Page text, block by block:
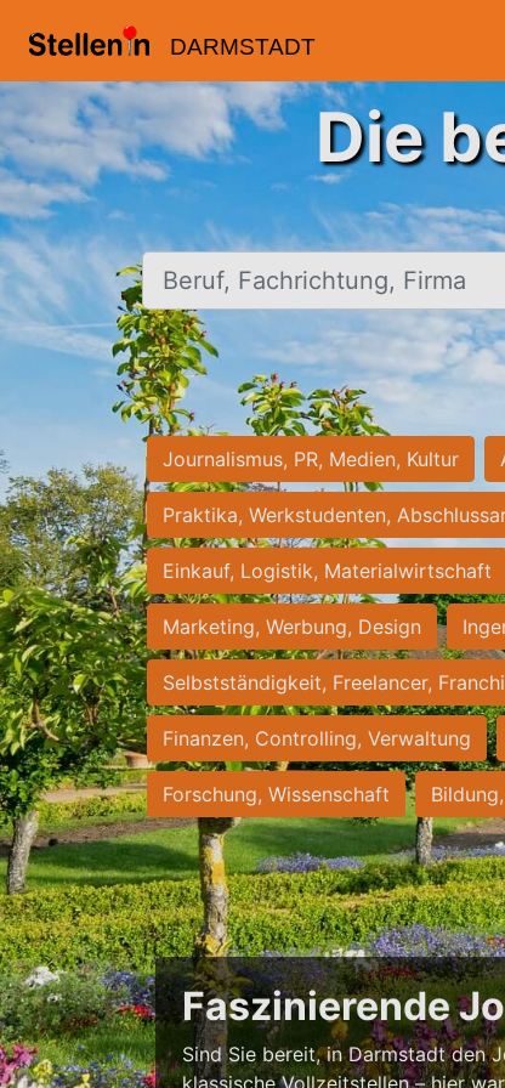
DARMSTADT
Die
Beruf, Fachrichtung, Firma
Journalismus, PR, Medien, Kultur
Praktika, Werkstudenten,
Einkauf, Logistik, Materialwirtschaft
Marketing, Werbung, Design
Selbstständigkeit, Freelancer,
Finanzen, Controlling, Verwaltung
Forschung, Wissenschaft
Faszinierende
Sind Sie bereit, in Darmstadt den